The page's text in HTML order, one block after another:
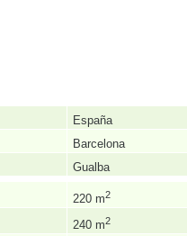
España
Barcelona
Gualba
220 m2
240 m2